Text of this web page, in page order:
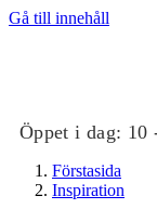
Gå till innehåll
Öppet i dag: 10
Förstasida
Inspiration